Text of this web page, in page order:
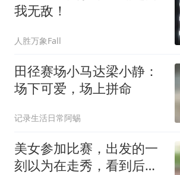
我无敌！
人胜万象Fall
田径赛场小马达梁小静：
场下可爱，场上拼命
记录生活日常阿蜴
美女参加比赛，出发的一
刻以为在走秀，看到后面